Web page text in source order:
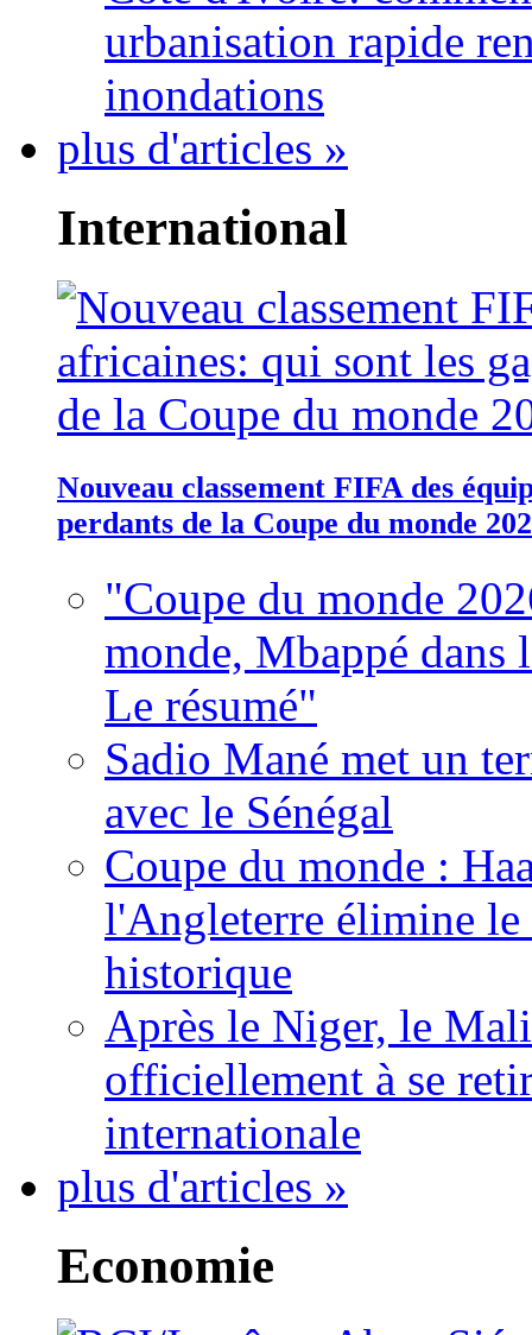
urbanisation rapide
inondations
plus d'articles »
International
Nouveau classement FIFA des
perdants de la Coupe du monde
"Coupe du monde
monde, Mbappé dans
Le résumé"
Sadio Mané met un
avec le Sénégal
Coupe du monde :
l'Angleterre élimine
historique
Après le Niger, le
officiellement à se
internationale
plus d'articles »
Economie